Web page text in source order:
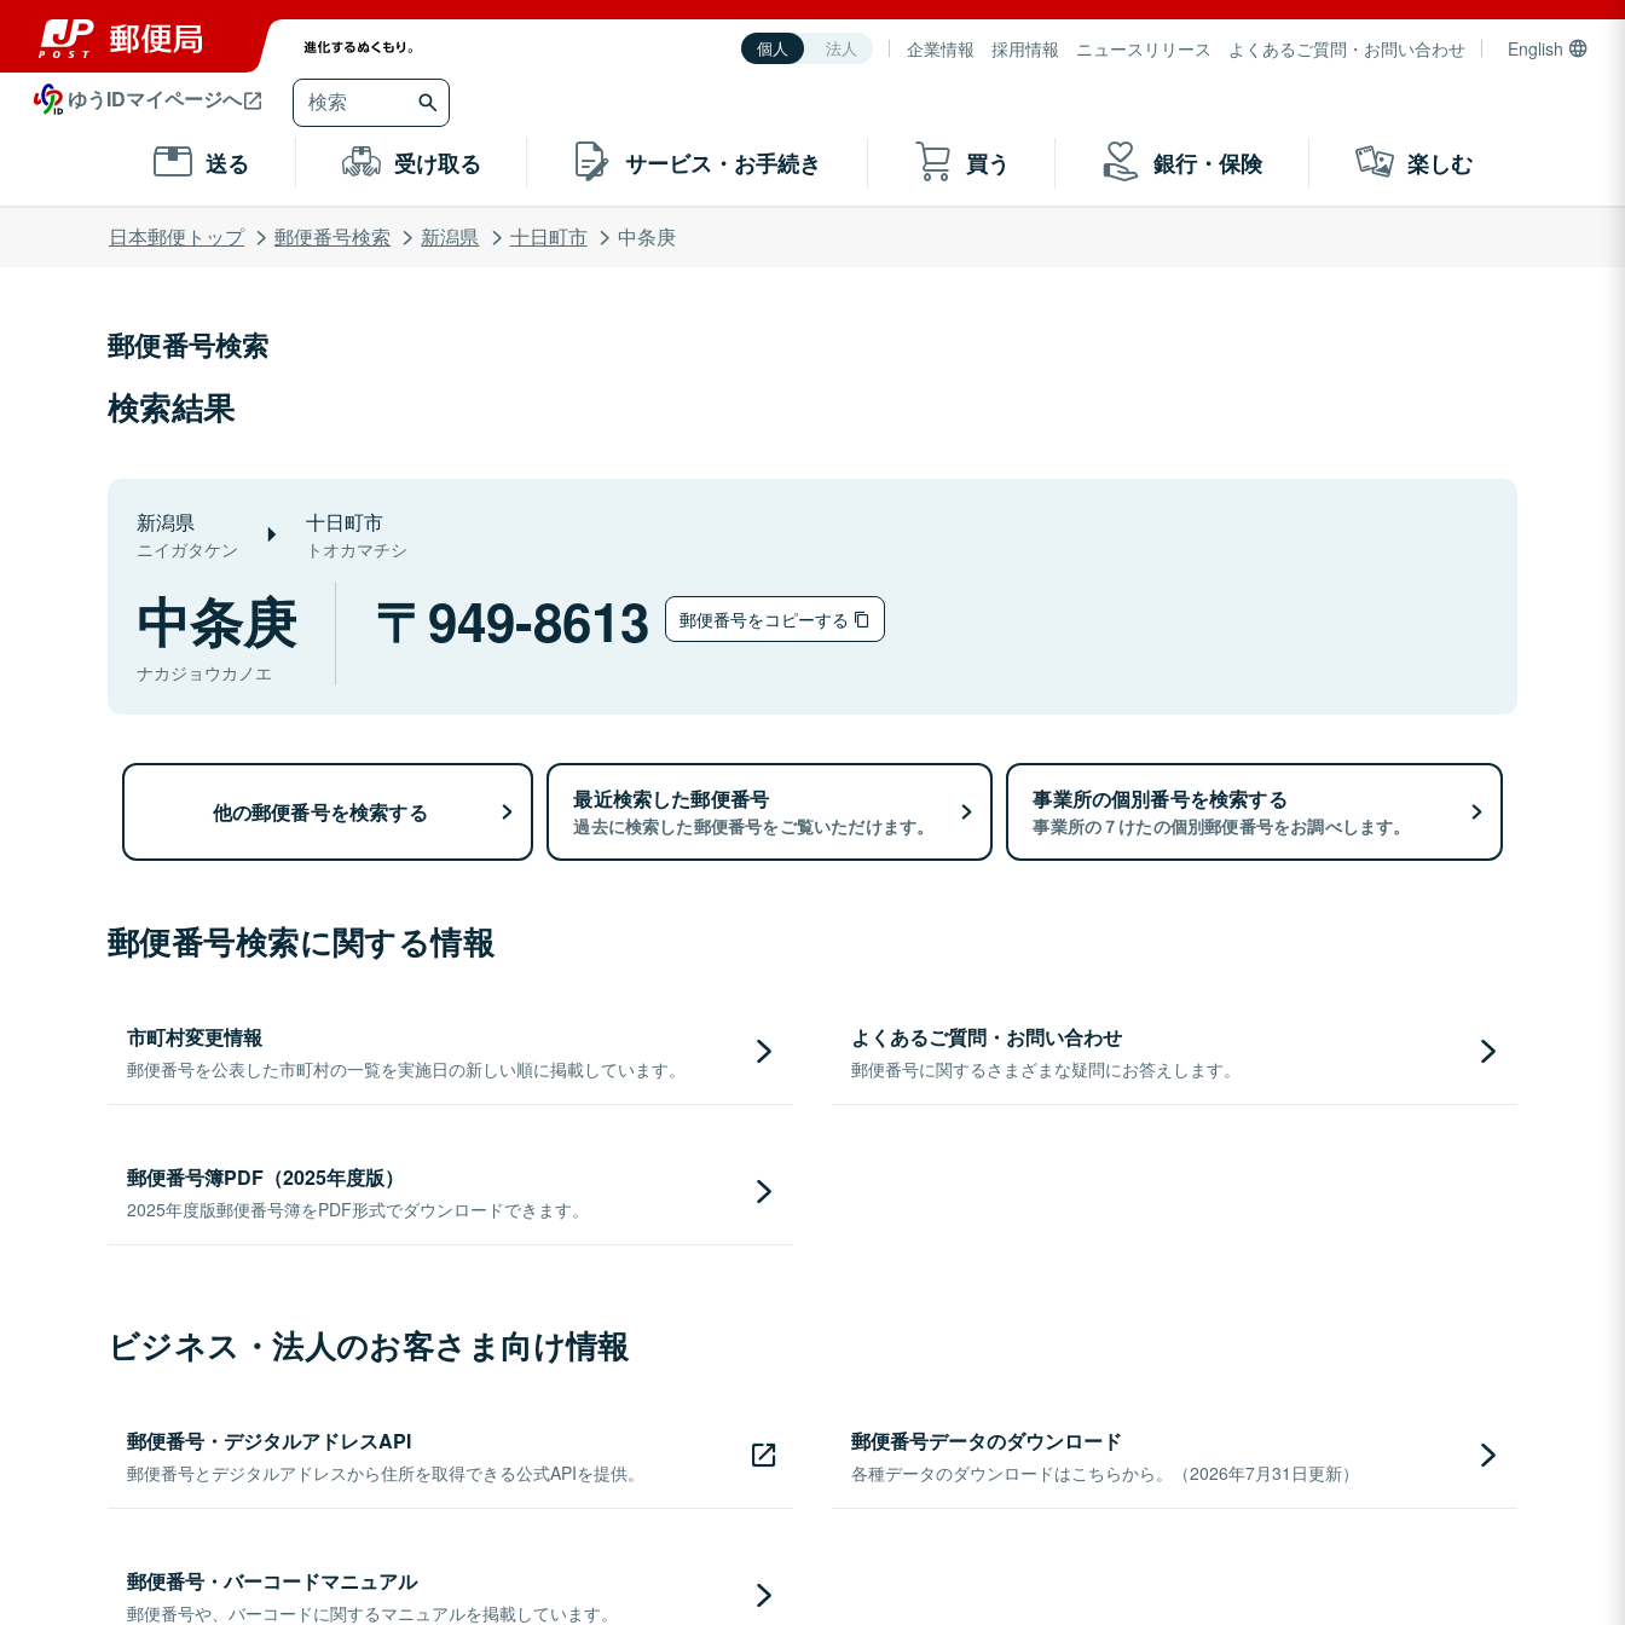
個人 法人 企業情報 採用情報 ニュースリリース よくあるご質問・お問い合わせ English
ゆうIDマイページへ
送る 受け取る サービス・お手続き 買う 銀行・保険 楽しむ
日本郵便トップ 郵便番号検索 新潟県 十日町市 中条庚
郵便番号検索
検索結果
新潟県
ニイガタケン
十日町市
トオカマチシ
中条庚
ナカジョウカノエ
949-8613 郵便番号をコピーする
他の郵便番号を検索する 最近検索した郵便番号
過去に検索した郵便番号をご覧いただけます。
事業所の個別番号を検索する
事業所の７けたの個別郵便番号をお調べします。
郵便番号検索に関する情報
市町村変更情報
郵便番号を公表した市町村の一覧を実施日の新しい順に掲載しています。
よくあるご質問・お問い合わせ
郵便番号に関するさまざまな疑問にお答えします。
郵便番号簿PDF（2025年度版）
2025年度版郵便番号簿をPDF形式でダウンロードできます。
ビジネス・法人のお客さま向け情報
郵便番号・デジタルアドレスAPI
郵便番号とデジタルアドレスから住所を取得できる公式APIを提供。
郵便番号データのダウンロード
各種データのダウンロードはこちらから。（2026年7月31日更新）
郵便番号・バーコードマニュアル
郵便番号や、バーコードに関するマニュアルを掲載しています。